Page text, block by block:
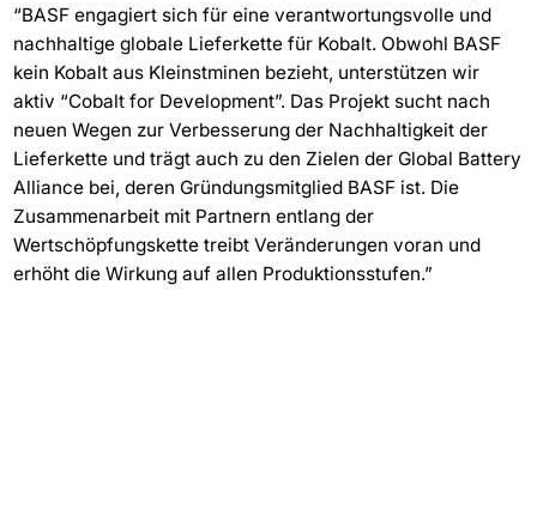
“BASF engagiert sich für eine verantwortungsvolle und
nachhaltige globale Lieferkette für Kobalt. Obwohl BASF
kein Kobalt aus Kleinstminen bezieht, unterstützen wir
aktiv “Cobalt for Development”. Das Projekt sucht nach
neuen Wegen zur Verbesserung der Nachhaltigkeit der
Lieferkette und trägt auch zu den Zielen der Global Battery
Alliance bei, deren Gründungsmitglied BASF ist. Die
Zusammenarbeit mit Partnern entlang der
Wertschöpfungskette treibt Veränderungen voran und
erhöht die Wirkung auf allen Produktionsstufen.”